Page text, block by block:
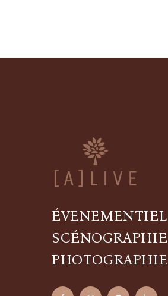
ÉVENEMENTIEL
SCÉNOGRAPHIE
PHOTOGRAPHIE